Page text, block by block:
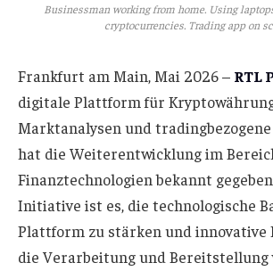
Businessman working from home. Using
cryptocurrencies. Trading app on
Frankfurt am Main, Mai 2026 – RTL
digitale Plattform für
Marktanalysen und
hat die Weiterentwicklung im
Finanztechnologien bekannt
Initiative ist es, die technologische
Plattform zu stärken und innovative
die Verarbeitung und Bereitstellung